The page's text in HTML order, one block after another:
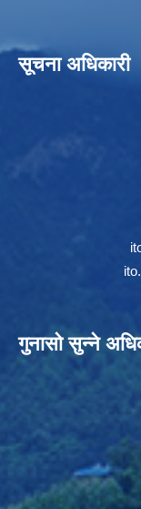
सूचना अधिकारी
गुनासो सुन्ने